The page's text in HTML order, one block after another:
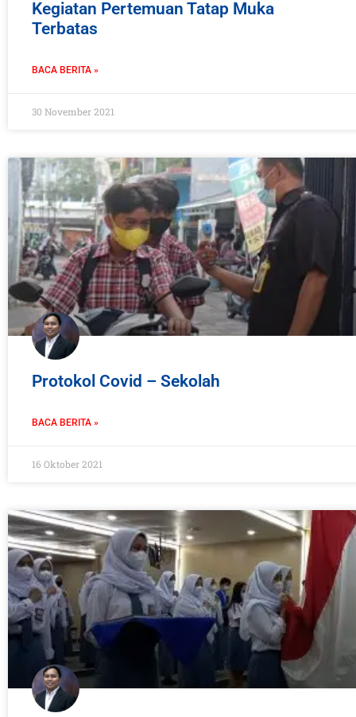
Kegiatan Pertemuan Tatap Muka
Terbatas
BACA BERITA »
30 November 2021
Protokol Covid – Sekolah
BACA BERITA »
16 Oktober 2021